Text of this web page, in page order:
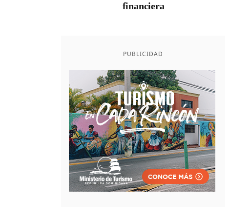
financiera
PUBLICIDAD